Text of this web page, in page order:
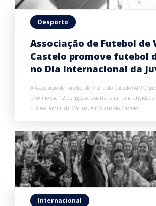
Desporto
Associação de Futebol de
Castelo promove futebol
no Dia Internacional da
A Associação de Futebol de Viana do Castelo (AFVC)
próximo dia 12 de agosto, quarta-feira, uma
rua no Jardim da Marina, em Viana do Castelo.
Internacional